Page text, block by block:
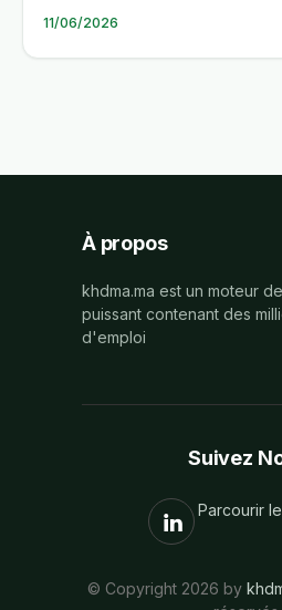
11/06/2026
À propos
khdma.ma est un moteur
puissant contenant des
d'emploi
Suivez
Parcourir
© Copyright 2026 by